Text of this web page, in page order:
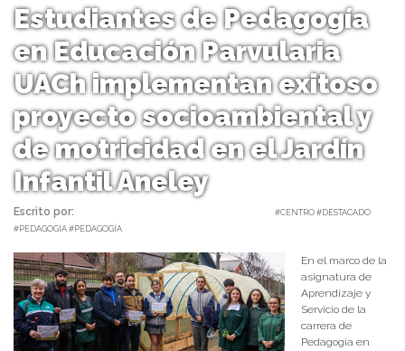
Estudiantes de Pedagogía
en Educación Parvularia
UACh implementan exitoso
proyecto socioambiental y
de motricidad en el Jardín
Infantil Aneley
Escrito por:
#CENTRO #DESTACADO
#PEDAGOGÍA #PEDAGOGÍA
En el marco de la
asignatura de
Aprendizaje y
Servicio de la
carrera de
Pedagogía en